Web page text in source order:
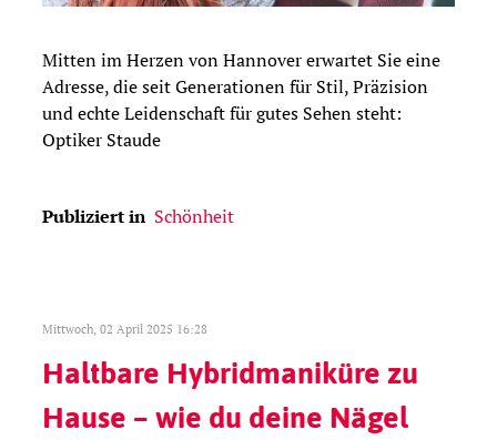
Mitten im Herzen von Hannover erwartet Sie eine
Adresse, die seit Generationen für Stil, Präzision
und echte Leidenschaft für gutes Sehen steht:
Optiker Staude
Publiziert in Schönheit
Mittwoch, 02 April 2025 16:28
Haltbare Hybridmaniküre zu
Hause – wie du deine Nägel